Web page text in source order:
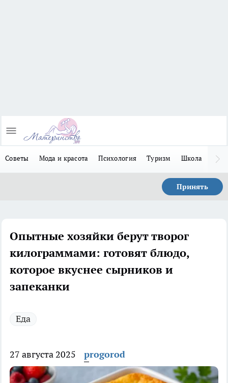
Советы Мода и красота Психология Туризм Школа
Принять
Опытные хозяйки берут творог
килограммами: готовят блюдо,
которое вкуснее сырников и
запеканки
Еда
27 августа 2025 progorod